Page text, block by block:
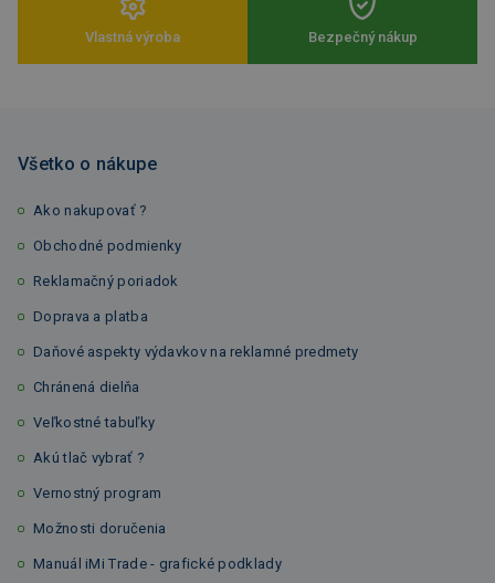
Vlastná výroba Bezpečný nákup
Všetko o nákupe
Ako nakupovať ?
Obchodné podmienky
Reklamačný poriadok
Doprava a platba
Daňové aspekty výdavkov na reklamné predmety
Chránená dielňa
Veľkostné tabuľky
Akú tlač vybrať ?
Vernostný program
Možnosti doručenia
Manuál iMi Trade - grafické podklady